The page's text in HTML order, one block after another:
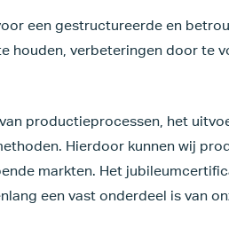
een gestructureerde en
houden, verbeteringen door te
productieprocessen, het
Hierdoor kunnen wij
markten. Het
een vast onderdeel is van